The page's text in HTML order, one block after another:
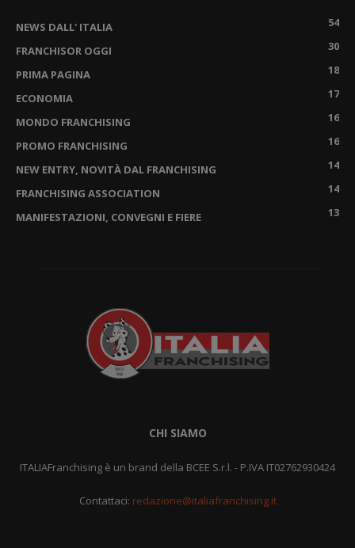
NEWS DALL' ITALIA
54
FRANCHISOR OGGI
30
PRIMA PAGINA
18
ECONOMIA
17
MONDO FRANCHISING
16
PROMO FRANCHISING
16
NEW ENTRY, NOVITÀ DAL FRANCHISING
14
FRANCHISING ASSOCIATION
14
MANIFESTAZIONI, CONVEGNI E FIERE
13
CHI SIAMO
ITALIAFranchising è un brand della BCEE S.r.l. - P.IVA IT02762930424
Contattaci: redazione@italiafranchising.it